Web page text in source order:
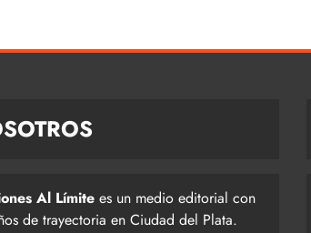
Al Límite es un medio editorial con
de trayectoria en Ciudad del Plata.